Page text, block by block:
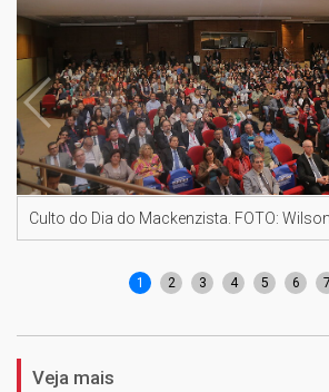
Culto do Dia do Mackenzista. FOTO:
1 2 3 4 5 6 7
Veja mais